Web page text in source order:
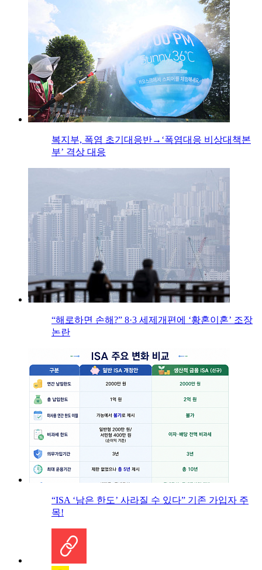
복지부, 폭염 초기대응반→‘폭염대응 비상대책본
부’ 격상 대응
“해로하면 손해?” 8·3 세제개편에 ‘황혼이혼’ 조장
논란
“ISA ‘남은 한도’ 사라질 수 있다” 기존 가입자 주
목!